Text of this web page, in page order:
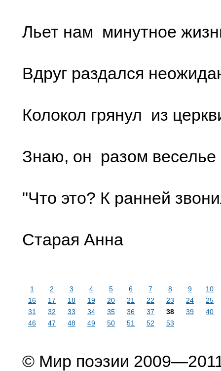
Льет нам минутное
Вдруг раздался
Колокол грянул из
Знаю, он разом веселье
"Что это? К ранней
Старая Анна
1 2 3 4 5 6 7 8 9
10
16
17 18 19 20 21 22 23 24
25
31
32 33 34 35 36 37 38 39
40
46
47 48 49 50 51 52 53
© Мир поэзии